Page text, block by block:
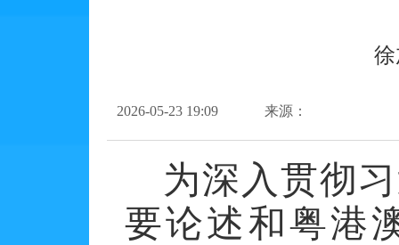
2026-05-23 19:09 来源：
为深入贯彻
要论述和粤港